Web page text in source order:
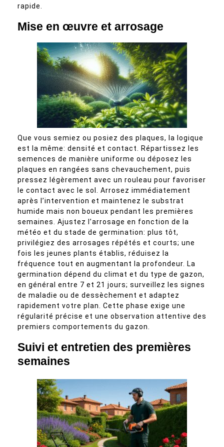
rapide.
Mise en œuvre et arrosage
Que vous semiez ou posiez des plaques, la logique
est la même: densité et contact. Répartissez les
semences de manière uniforme ou déposez les
plaques en rangées sans chevauchement, puis
pressez légèrement avec un rouleau pour favoriser
le contact avec le sol. Arrosez immédiatement
après l’intervention et maintenez le substrat
humide mais non boueux pendant les premières
semaines. Ajustez l’arrosage en fonction de la
météo et du stade de germination: plus tôt,
privilégiez des arrosages répétés et courts; une
fois les jeunes plants établis, réduisez la
fréquence tout en augmentant la profondeur. La
germination dépend du climat et du type de gazon,
en général entre 7 et 21 jours; surveillez les signes
de maladie ou de dessèchement et adaptez
rapidement votre plan. Cette phase exige une
régularité précise et une observation attentive des
premiers comportements du gazon.
Suivi et entretien des premières
semaines